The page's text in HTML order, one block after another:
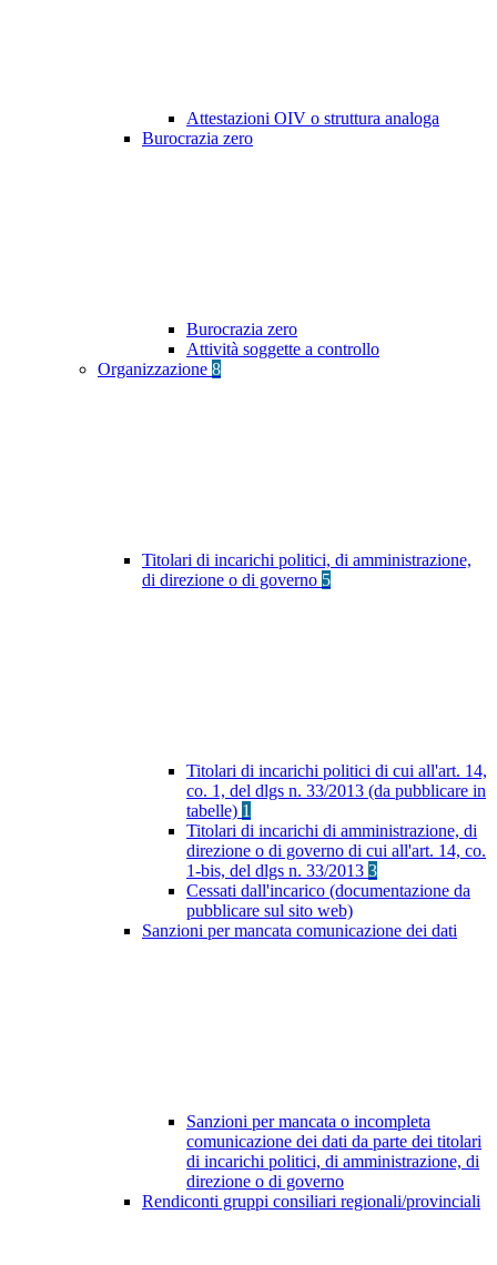
Attestazioni OIV o struttura analoga
Burocrazia zero
Burocrazia zero
Attività soggette a controllo
Organizzazione 8
Titolari di incarichi politici, di amministrazione,
di direzione o di governo 5
Titolari di incarichi politici di cui all'art. 14,
co. 1, del dlgs n. 33/2013 (da pubblicare in
tabelle) 1
Titolari di incarichi di amministrazione, di
direzione o di governo di cui all'art. 14, co.
1-bis, del dlgs n. 33/2013 3
Cessati dall'incarico (documentazione da
pubblicare sul sito web)
Sanzioni per mancata comunicazione dei dati
Sanzioni per mancata o incompleta
comunicazione dei dati da parte dei titolari
di incarichi politici, di amministrazione, di
direzione o di governo
Rendiconti gruppi consiliari regionali/provinciali